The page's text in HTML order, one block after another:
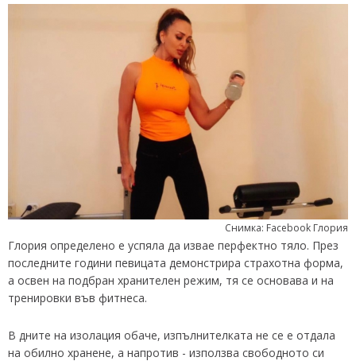
Снимка: Facebook Глория
Глория определено е успяла да извае перфектно тяло. През
последните години певицата демонстрира страхотна форма,
а освен на подбран хранителен режим, тя се основава и на
тренировки във фитнеса.
В дните на изолация обаче, изпълнителката не се е отдала
на обилно хранене, а напротив - използва свободното си